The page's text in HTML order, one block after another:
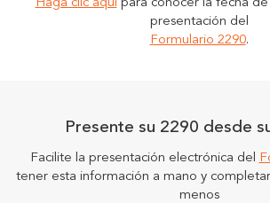
Haga clic aquí para conocer la fecha
presentación del
Formulario 2290.
Presente su 2290 desde
Facilite la presentación electrónica del
tener esta información a mano y
menos